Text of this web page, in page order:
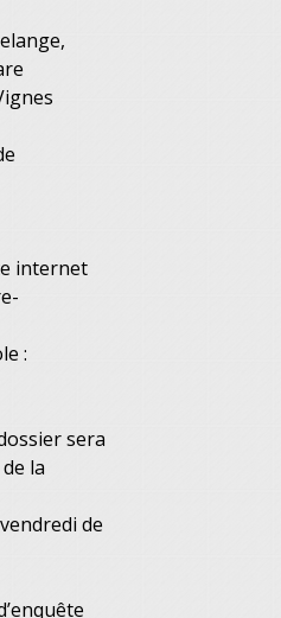
internet
:
sera
la
de